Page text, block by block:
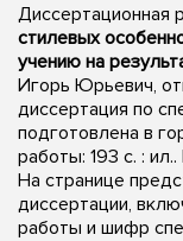
Диссертационная
стилевых
учению на
Игорь Юрьевич,
диссертация по
подготовлена в
работы: 193 с. :
На странице
диссертации,
работы и шифр